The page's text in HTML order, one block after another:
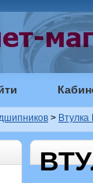
> Втулка